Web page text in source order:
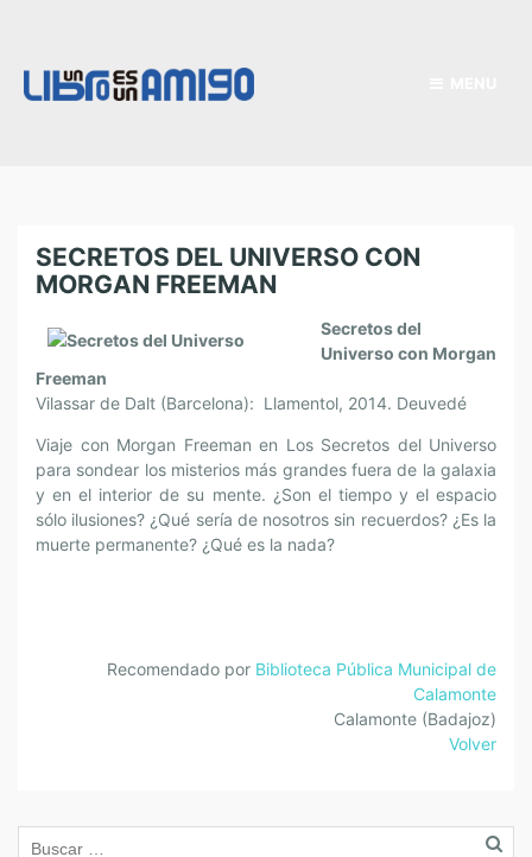
SECRETOS DEL UNIVERSO CON
MORGAN FREEMAN
Secretos del
Universo con Morgan
Freeman
Vilassar de Dalt (Barcelona): Llamentol, 2014. Deuvedé
Viaje con Morgan Freeman en Los Secretos del Universo
para sondear los misterios más grandes fuera de la galaxia
y en el interior de su mente. ¿Son el tiempo y el espacio
sólo ilusiones? ¿Qué sería de nosotros sin recuerdos? ¿Es la
muerte permanente? ¿Qué es la nada?
Recomendado por Biblioteca Pública Municipal de
Calamonte
Calamonte (Badajoz)
Volver